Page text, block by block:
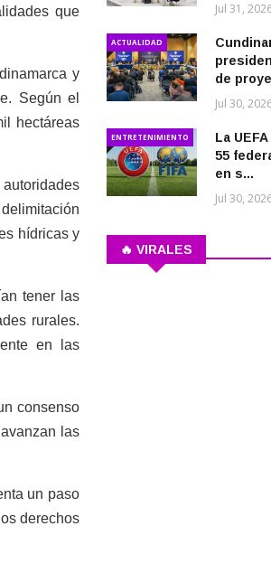
que
y
Según el
hectáreas
hídricas y
tener las
rurales.
en las
consenso
las
un paso
derechos
Jul 31,
ACTUALIDAD
de
Jul 30,
ENTRETENIMIENTO
La
55
en s...
Jul 30,
🔥 VIRALES